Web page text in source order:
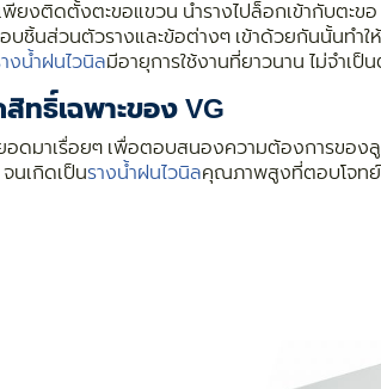
พียงติดตั้งตะขอแขวน นำรางไปล็อกเข้ากับตะ
บชิ้นส่วนตัวรางและข้อต่างๆ เข้าด้วยกันนั้นทำ
งน้ำฝนไวนิลมีอายุการใช้งานที่ยาวนาน ไม่จำ
ทธิ์เฉพาะของ VG
มาเรื่อยๆ เพื่อตอบสนองความต้องการของ
นเกิดเป็นรางน้ำฝนไวนิลคุณภาพสูงที่ตอบโจทย์